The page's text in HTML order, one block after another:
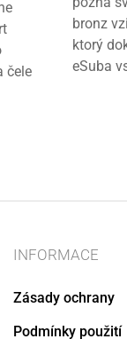
čele
bronz
ktorý
eSuba
INFORMACE
Zásady ochrany
Podmínky použití